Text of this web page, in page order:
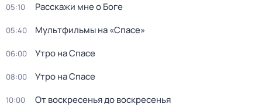
05:10 Расскажи мне о Боге
05:40 Мультфильмы на «Спасе»
06:00 Утро на Спасе
08:00 Утро на Спасе
10:00 От воскресенья до воскресенья